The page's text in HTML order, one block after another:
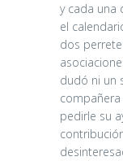
y cada una
el
dos
dudó ni un
pedirle su